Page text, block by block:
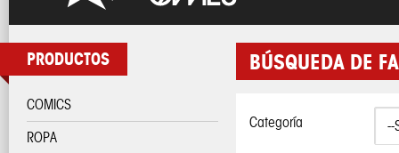
PRODUCTOS
COMICS
ROPA
BÚSQUEDA DE
Categoría